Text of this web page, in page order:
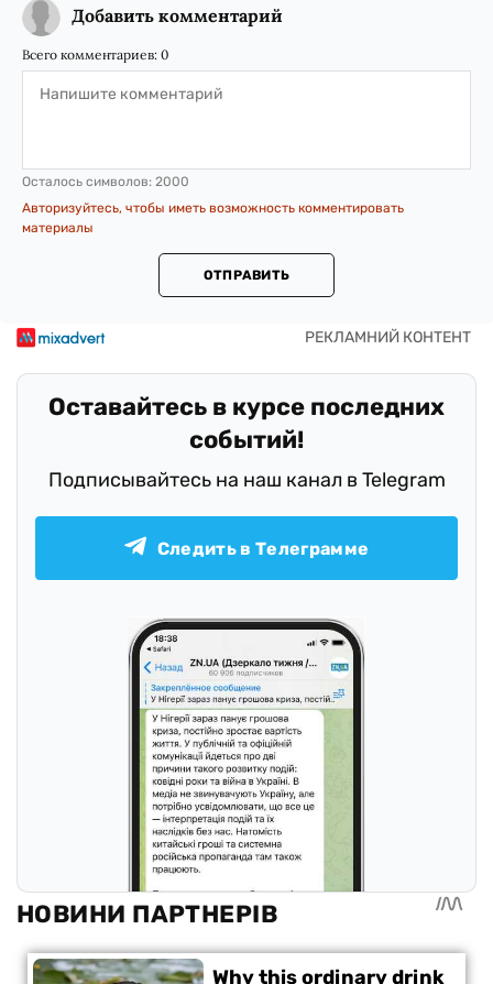
Добавить комментарий
Всего комментариев: 0
Осталось символов: 2000
Авторизуйтесь, чтобы иметь возможность комментировать
материалы
ОТПРАВИТЬ
Оставайтесь в курсе последних
событий!
Подписывайтесь на наш канал в Telegram
Следить в Телеграмме